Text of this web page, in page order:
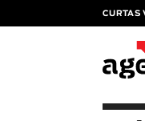
CURTAS